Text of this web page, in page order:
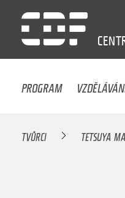
PROGRAM
TVŮRCI TETSUYA